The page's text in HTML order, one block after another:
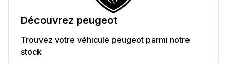
Découvrez peugeot
Trouvez votre véhicule peugeot parmi notre
stock